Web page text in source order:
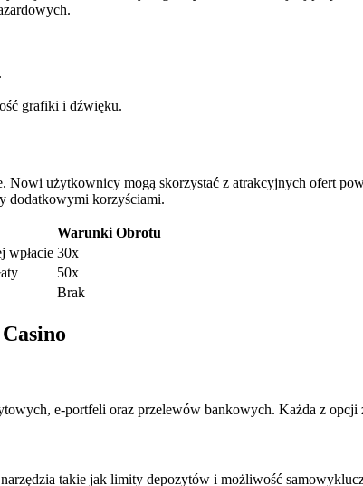
grafiki i dźwięku.
Nowi użytkownicy mogą skorzystać z atrakcyjnych ofert
dodatkowymi korzyściami.
Warunki Obrotu
wpłacie 30x
50x
Brak
e-portfeli oraz przelewów bankowych. Każda z opcji
takie jak limity depozytów i możliwość